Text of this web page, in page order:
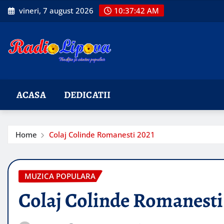
Skip
to
vineri, 7 august 2026 10:37:43 AM
ACASA DEDICATII
Home Colaj Colinde Romanesti 2021
MUZICA POPULARA
Colaj Colinde Romanesti